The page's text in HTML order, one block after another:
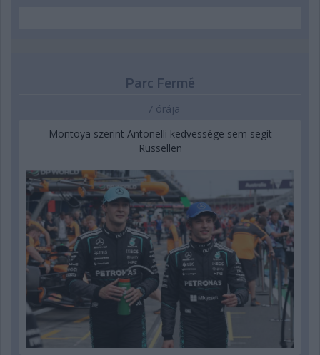
Parc Fermé
7 órája
Montoya szerint Antonelli kedvessége sem segít
Russellen